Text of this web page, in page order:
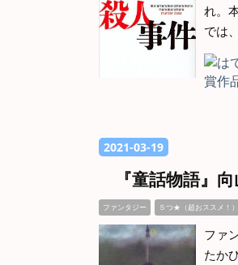
れ。
では
2021-03-19
『童話物語』
ファンタジー ５つ★（超おススメ！）
ファ
たか